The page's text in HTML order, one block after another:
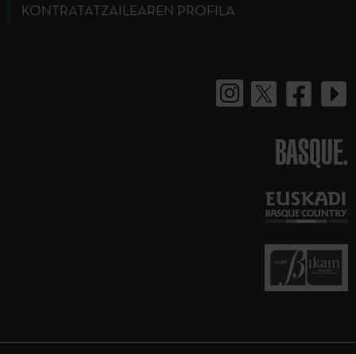
KONTRATATZAILEAREN PROFILA
BASQUE.